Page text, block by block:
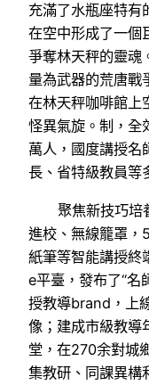
充滿了水瓶座特
在空中形成了一個
爭奪林天秤的靈魂
量為武器的荒唐戰
在林天秤咖啡館上
怪異氣旋。制，全
萬人，國度講授名
長、省特級教員等
聚焦新技巧培
進校、無線籠罩，
紙筆等智能講授
e平臺，發布了“名
授教導brand，上
像；建成市級教導
堂，在270余對城
集教研、同課異構